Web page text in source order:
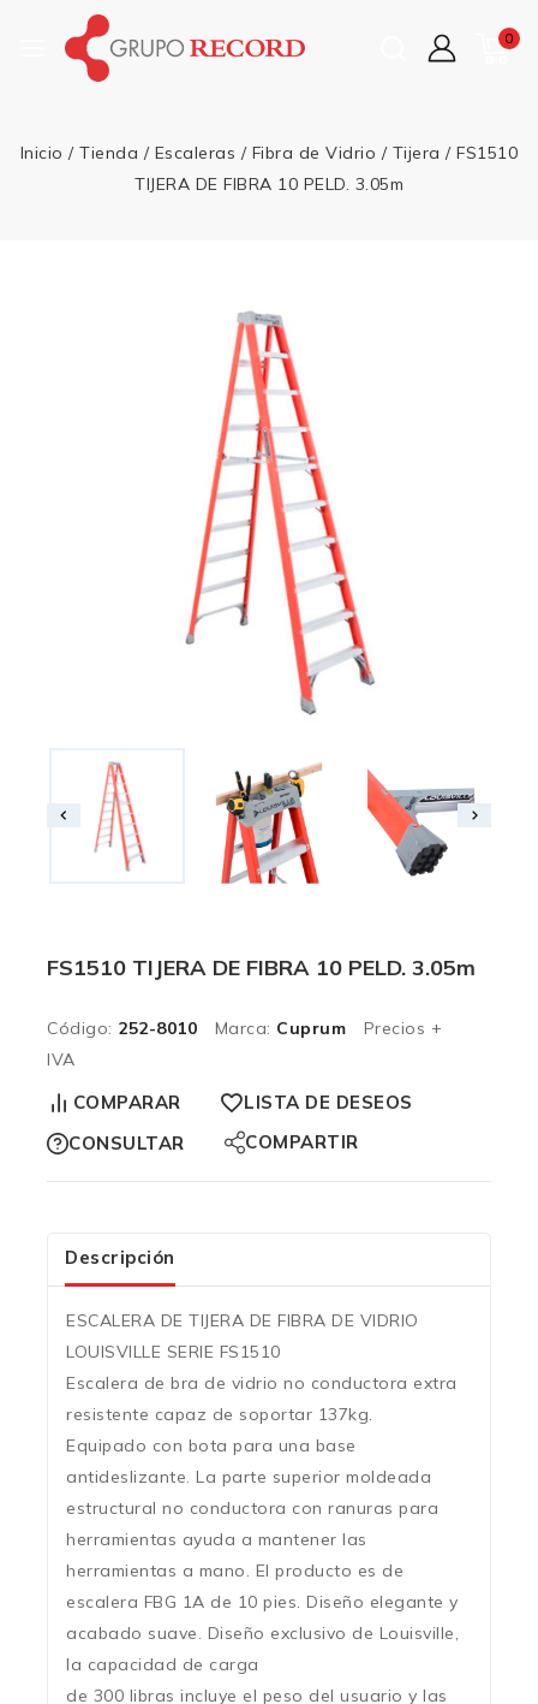
0
Inicio / Tienda / Escaleras / Fibra de Vidrio / Tijera / FS1510
TIJERA DE FIBRA 10 PELD. 3.05m
FS1510 TIJERA DE FIBRA 10 PELD. 3.05m
Código: 252-8010 Marca: Cuprum Precios +
IVA
COMPARAR
LISTA DE DESEOS
CONSULTAR
COMPARTIR
Descripción
ESCALERA DE TIJERA DE FIBRA DE VIDRIO
LOUISVILLE SERIE FS1510
Escalera de bra de vidrio no conductora extra
resistente capaz de soportar 137kg.
Equipado con bota para una base
antideslizante. La parte superior moldeada
estructural no conductora con ranuras para
herramientas ayuda a mantener las
herramientas a mano. El producto es de
escalera FBG 1A de 10 pies. Diseño elegante y
acabado suave. Diseño exclusivo de Louisville,
la capacidad de carga
de 300 libras incluye el peso del usuario y las